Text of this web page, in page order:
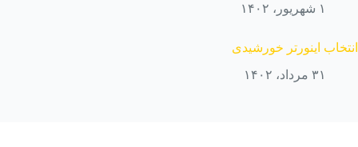
۱ شهریور، ۱۴۰۲
انتخاب اینورتر خورشیدی
۳۱ مرداد، ۱۴۰۲